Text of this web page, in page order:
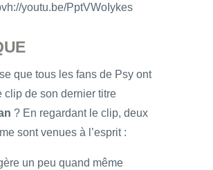
youtu.be/PptVWoIykes
que tous les fans de Psy ont
clip de son dernier titre
? En regardant le clip, deux
sont venues à l’esprit :
un peu quand même